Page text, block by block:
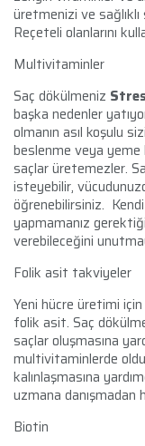
üretmenizi ve
Reçeteli olanlarını
Multivitaminler
Saç dökülmeniz
başka nedenler
olmanın asıl koşulu
beslenme veya yeme
saçlar üretemezler.
isteyebilir,
öğrenebilirsiniz.
yapmamanız
verebileceğini
Folik asit takviyeler
Yeni hücre üretimi
folik asit. Saç
saçlar oluşmasına
multivitaminlerde
kalınlaşmasına
uzmana
Biotin